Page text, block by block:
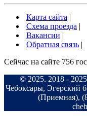
Карта сайта |
Схема проезда |
Вакансии |
Обратная связь |
Сейчас на сайте 756
© 2025. 2018 - 2025
Чебоксары, Эгерский
(Приемная),